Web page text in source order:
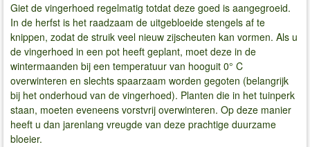
Giet de vingerhoed regelmatig totdat deze goed is aangegroeid.
In de herfst is het raadzaam de uitgebloeide stengels af te
knippen, zodat de struik veel nieuw zijscheuten kan vormen. Als u
de vingerhoed in een pot heeft geplant, moet deze in de
wintermaanden bij een temperatuur van hooguit 0° C
overwinteren en slechts spaarzaam worden gegoten (belangrijk
bij het onderhoud van de vingerhoed). Planten die in het tuinperk
staan, moeten eveneens vorstvrij overwinteren. Op deze manier
heeft u dan jarenlang vreugde van deze prachtige duurzame
bloeier.